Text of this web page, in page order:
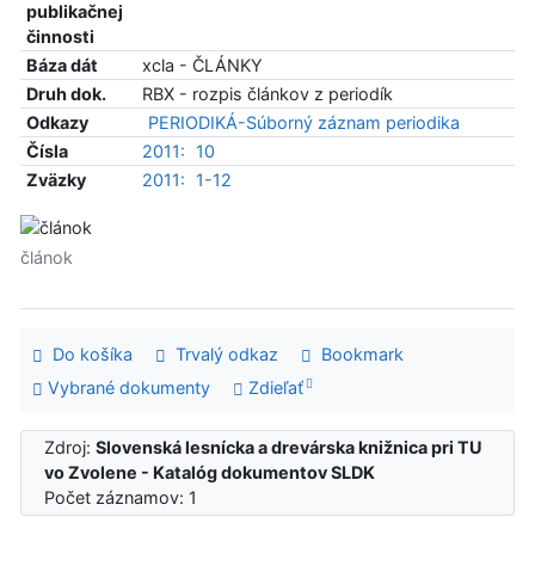
publikačnej
činnosti
Báza dát
xcla - ČLÁNKY
Druh dok.
RBX - rozpis článkov z periodík
Odkazy
PERIODIKÁ-Súborný záznam periodika
Čísla
2011:
10
Zväzky
2011: 1-12
článok
Do košíka Trvalý odkaz
Bookmark
Vybrané dokumenty
Zdieľať
Zdroj:Slovenská lesnícka a drevárska knižnica pri TU
vo Zvolene - Katalóg dokumentov SLDK
Počet záznamov: 1